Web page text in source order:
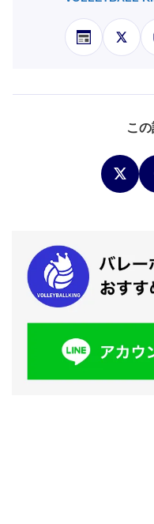
こ